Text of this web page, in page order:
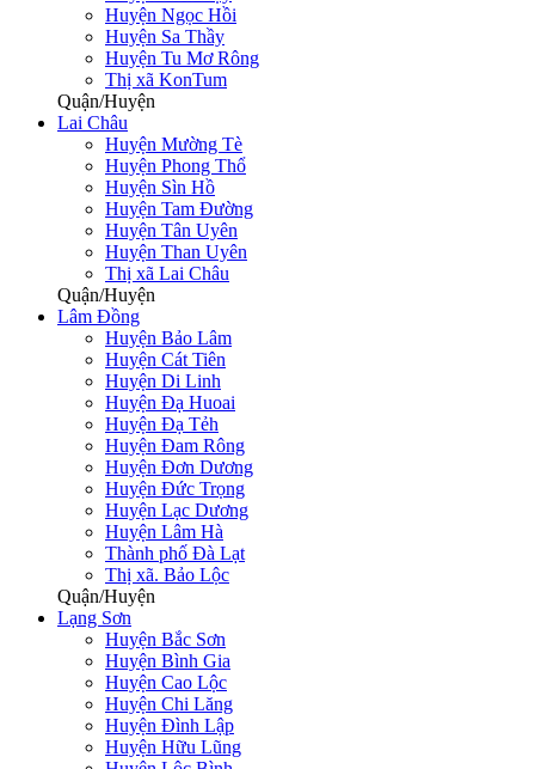
Huyện Ngọc Hồi
Huyện Sa Thầy
Huyện Tu Mơ Rông
Thị xã KonTum
Quận/Huyện
Lai Châu
Huyện Mường Tè
Huyện Phong Thổ
Huyện Sìn Hồ
Huyện Tam Đường
Huyện Tân Uyên
Huyện Than Uyên
Thị xã Lai Châu
Quận/Huyện
Lâm Đồng
Huyện Bảo Lâm
Huyện Cát Tiên
Huyện Di Linh
Huyện Đạ Huoai
Huyện Đạ Tẻh
Huyện Đam Rông
Huyện Đơn Dương
Huyện Đức Trọng
Huyện Lạc Dương
Huyện Lâm Hà
Thành phố Đà Lạt
Thị xã. Bảo Lộc
Quận/Huyện
Lạng Sơn
Huyện Bắc Sơn
Huyện Bình Gia
Huyện Cao Lộc
Huyện Chi Lăng
Huyện Đình Lập
Huyện Hữu Lũng